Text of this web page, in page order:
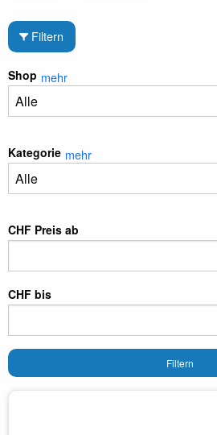
Filtern
Shop mehr
Kategorie mehr
CHF Preis ab
CHF bis
Filtern